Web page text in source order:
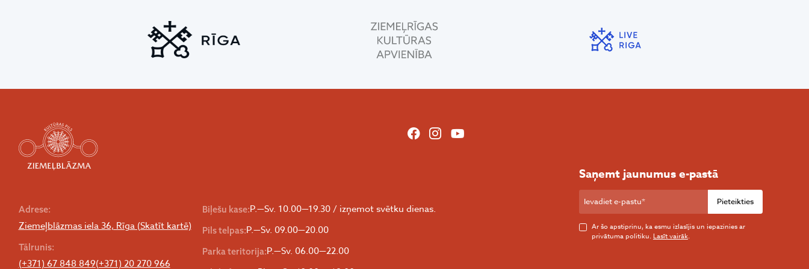
Adrese:
Ziemeļblāzmas iela 36, Rīga (Skatīt kartē)
Tālrunis:
(+371) 67 848 849(+371) 20 270 966
Biļešu kase:P.—Sv. 10.00—19.30 / izņemot svētku dienas.
Pils telpas:P.—Sv. 09.00—20.00
Parka teritorija:P.—Sv. 06.00—22.00
Saņemt jaunumus e-pastā
Pieteikties
Ar šo apstiprinu, ka esmu izlasījis un iepazinies ar
privātuma politiku. Lasīt vairāk.